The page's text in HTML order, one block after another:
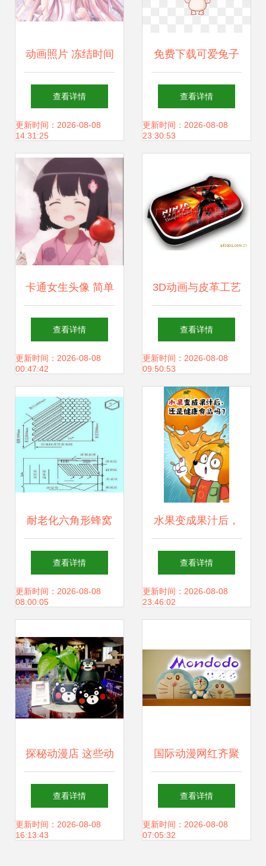
动画照片 冻结时间
的二次元记忆
查看详情
更新时间：2026-08-08
14:31:25
免费下载可爱兔子
图片 千库网PNG与
漫画设计素材全攻
查看详情
更新时间：2026-08-08
23:30:53
卡通女生头像 简单
干净的清新之美
查看详情
更新时间：2026-08-08
00:47:42
3D动画与皮革工艺
的完美结合 NDS包
与NDIi保护套的制
造艺术
查看详情
更新时间：2026-08-08
09:50:53
耐老化六角形蜂窝
斜管填料生产厂家
过滤材料与药剂专
查看详情
更新时间：2026-08-08
08:00:05
水果变成果汁后，
还是健康食品吗？
科普漫画告诉你真
查看详情
更新时间：2026-08-08
23:46:02
探秘动漫店 这些动
画周边产品为何让
人疯狂？
查看详情
更新时间：2026-08-08
16:13:43
国际动漫网红齐聚
温州 门票免费超燃
购，动漫好物嗨不
查看详情
更新时间：2026-08-08
07:05:32